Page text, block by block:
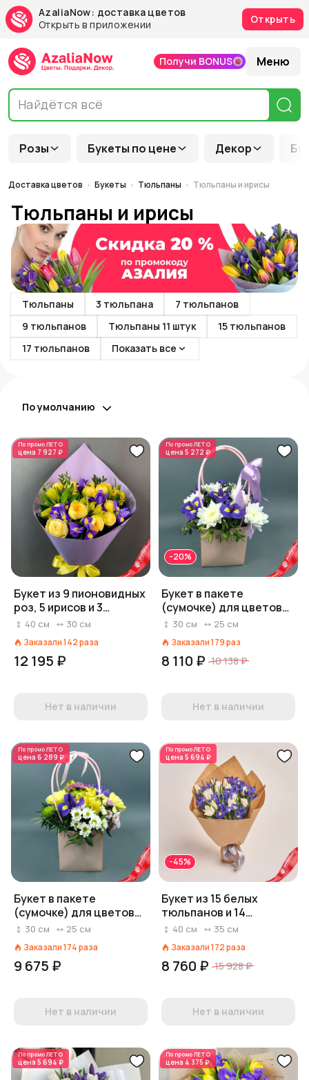
AzaliaNow: доставка цветов
Открыть в приложении
Открыть
Розы Букеты по цене Декор
Получи BONUS Меню
Доставка цветов Букеты Тюльпаны Тюльпаны и ирисы
Тюльпаны и ирисы
Тюльпаны 3 тюльпана
7 тюльпанов
9 тюльпанов
Тюльпаны 11 штук
15 тюльпанов
17 тюльпанов
Показать все
По умолчанию
По промоЛЕТО
цена 7 927 ₽
Букет из 9 пионовидных
роз, 5 ирисов и 3
альстромерий в
40 см 30 см
Заказали142раза
12 195 ₽
Нет в наличии
По промоЛЕТО
цена 5 272 ₽
-20%
Букет в пакете
(сумочке) для цветов
из 7 ирисов и 2 кустовых
30 см 25 см
Заказали179раз
8 110 ₽ 10 138 ₽
Нет в наличии
По промоЛЕТО
цена 6 289 ₽
Букет в пакете
(сумочке) для цветов
из альстромерий,
ирисов
30 см 25 см
Заказали174раза
9 675 ₽
Нет в наличии
По промоЛЕТО
цена 5 694 ₽
-45%
Букет из 15 белых
тюльпанов и 14
фиолетовых ирисов в
40 см 35 см
Заказали172раза
8 760 ₽ 15 928 ₽
Нет в наличии
По промоЛЕТО
цена 5 694 ₽
По промоЛЕТО
цена 4 375 ₽